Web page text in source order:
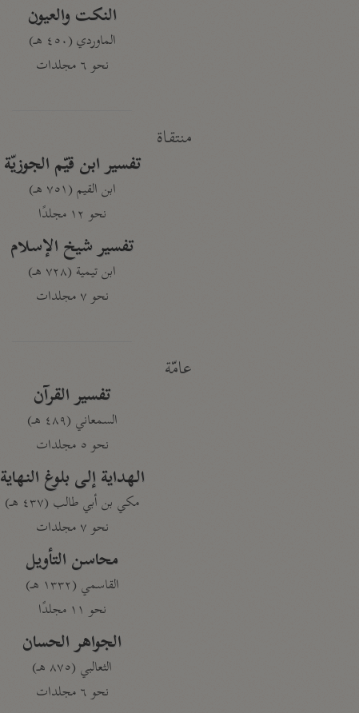
النكت والعيون
الماوردي (٤٥٠ هـ)
نحو ٦ مجلدات
منتقاة
تفسير ابن قيّم الجوزيّة
ابن القيم (٧٥١ هـ)
نحو ١٢ مجلدًا
تفسير شيخ الإسلام
ابن تيمية (٧٢٨ هـ)
نحو ٧ مجلدات
عامّة
تفسير القرآن
السمعاني (٤٨٩ هـ)
نحو ٥ مجلدات
الهداية إلى بلوغ النهاية
مكي بن أبي طالب (٤٣٧ هـ)
نحو ٧ مجلدات
محاسن التأويل
القاسمي (١٣٣٢ هـ)
نحو ١١ مجلدًا
الجواهر الحسان
الثعالبي (٨٧٥ هـ)
نحو ٦ مجلدات